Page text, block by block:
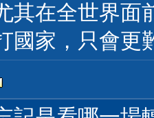
其在全世界面
國家，只會更